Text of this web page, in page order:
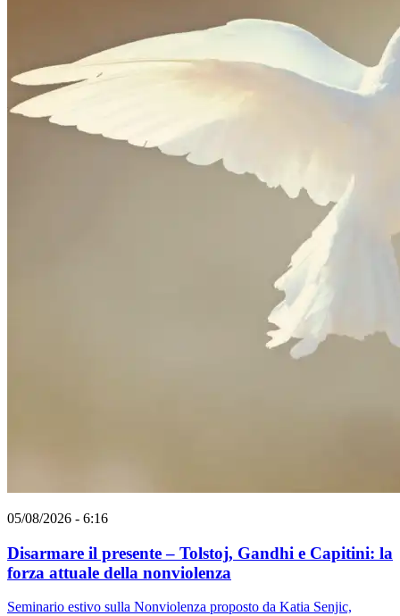
05/08/2026 - 6:16
Disarmare il presente – Tolstoj, Gandhi e Capitini: la
forza attuale della nonviolenza
Seminario estivo sulla Nonviolenza proposto da Katia Senjic,